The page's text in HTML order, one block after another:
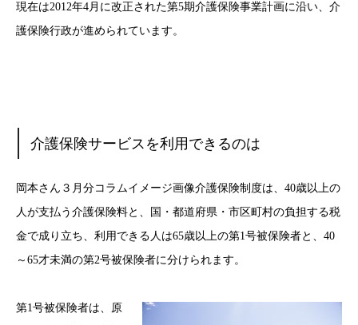
現在は2012年4月に改正された第5期介護保険事業計画に沿い、介
護保険行政が進められています。
介護保険サービスを利用できるのは
岡本さん３月分コラムイメージ画像介護保険制度は、40歳以上の
人が支払う介護保険料と、国・都道府県・市区町村の負担する税
金で成り立ち、利用できる人は65歳以上の第1号被保険者と、40
～65才未満の第2号被保険者に分けられます。
第1号被保険者は、原